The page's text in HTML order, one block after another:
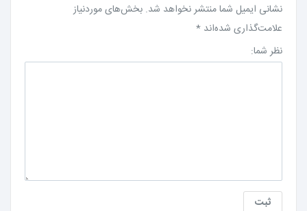
نشانی ایمیل شما منتشر نخواهد شد. بخش‌های موردنیاز
علامت‌گذاری شده‌اند *
نظر شما: